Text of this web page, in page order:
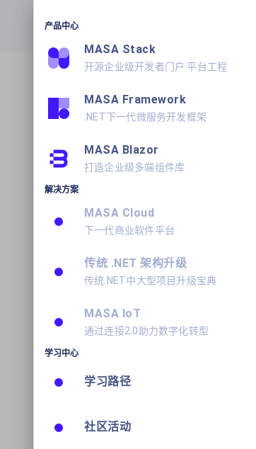
产品中心
MASA Stack
开源企业级开发者门户 平台工程
MASA Framework
.NET下一代微服务开发框架
MASA Blazor
打造企业级多端组件库
解决方案
MASA Cloud
下一代商业软件平台
传统 .NET 架构升级
传统.NET中大型项目升级宝典
MASA IoT
通过连接2.0助力数字化转型
学习中心
学习路径
社区活动